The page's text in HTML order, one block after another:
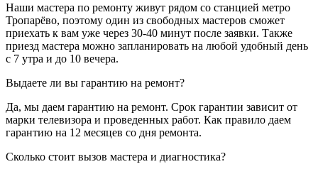
Наши мастера по ремонту живут рядом со станцией метро
Тропарёво, поэтому один из свободных мастеров сможет
приехать к вам уже через 30-40 минут после заявки. Также
приезд мастера можно запланировать на любой удобный день
с 7 утра и до 10 вечера.
Выдаете ли вы гарантию на ремонт?
Да, мы даем гарантию на ремонт. Срок гарантии зависит от
марки телевизора и проведенных работ. Как правило даем
гарантию на 12 месяцев со дня ремонта.
Сколько стоит вызов мастера и диагностика?